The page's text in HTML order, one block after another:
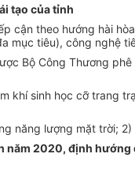
tạo của tỉnh
cận theo hướng hài
mục tiêu), công nghệ
Bộ Công Thương
khí sinh học cỡ trang
năng lượng mặt trời;
năm 2020, định hướng